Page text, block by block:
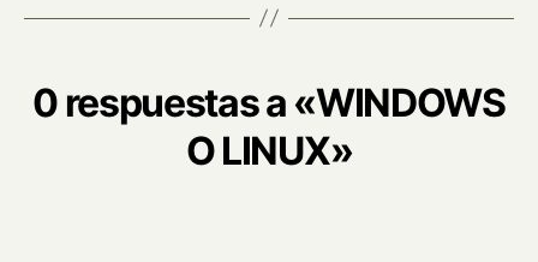
0 respuestas a «WINDOWS
O LINUX»